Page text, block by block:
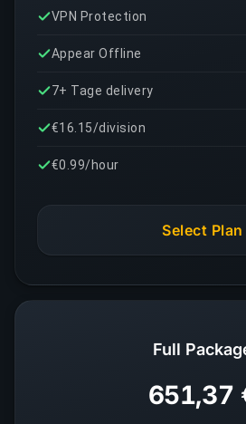
VPN Protection
Appear Offline
7+ Tage delivery
€16.15/division
€0.99/hour
Select Plan
Full
651,37